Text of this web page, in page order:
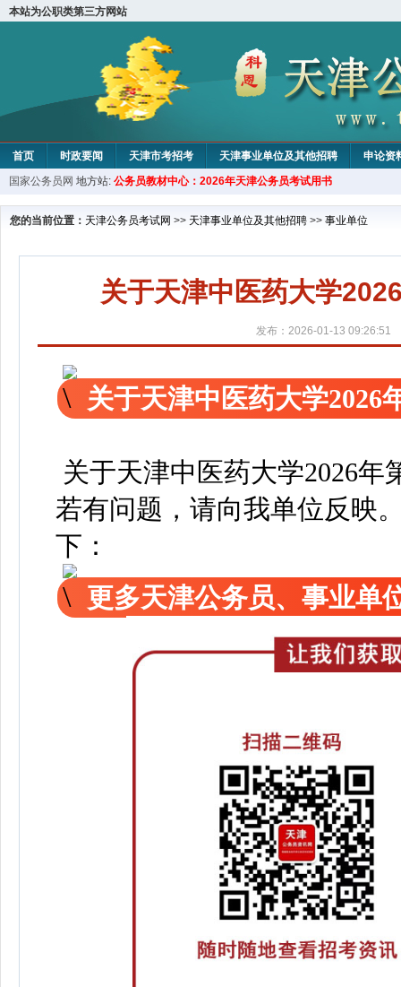
本站为公职类第三方网站
首页 时政要闻 天津市考招考 天津事业单位及其他招聘 申论资
教材中心
国家公务员网 地方站: 公务员教材中心：2026年天津公务员考试用书
您的当前位置： 天津公务员考试网 >> 天津事业单位及其他招聘 >> 事业单位
关于天津中医药大学
发布：2026-01-13 09:26:51
关于天津中医药大学2026
关于天津中医药大学2026
若有问题，请向我单位反映
下：
更多天津公务员、事业单